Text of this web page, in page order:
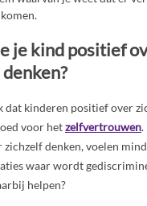
je kind positief
dat kinderen positief over
voor hetzelfvertrouwen.
denken, voelen
waar wordt
helpen?